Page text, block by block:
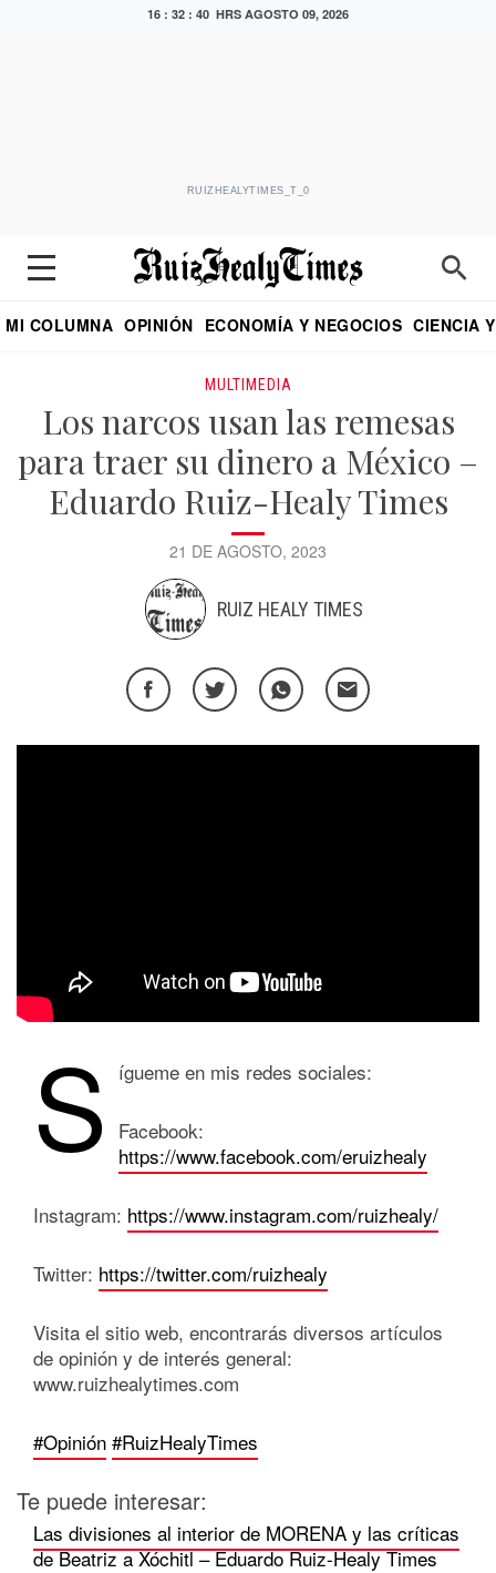
16 : 32 : 40 HRS AGOSTO 09, 2026
RUIZHEALYTIMES_T_0
MI COLUMNA OPINIÓN ECONOMÍA Y NEGOCIOS CIENCIA
MULTIMEDIA
Los narcos usan las remesas
para traer su dinero a México –
Eduardo Ruiz-Healy Times
21 DE AGOSTO, 2023
RUIZ HEALY TIMES
S ígueme en mis redes sociales:
Facebook:
https://www.facebook.com/eruizhealy
Instagram: https://www.instagram.com/ruizhealy/
Twitter: https://twitter.com/ruizhealy
Visita el sitio web, encontrarás diversos artículos
de opinión y de interés general:
www.ruizhealytimes.com
#Opinión #RuizHealyTimes
Te puede interesar:
Las divisiones al interior de MORENA y las críticas
de Beatriz a Xóchitl – Eduardo Ruiz-Healy Times